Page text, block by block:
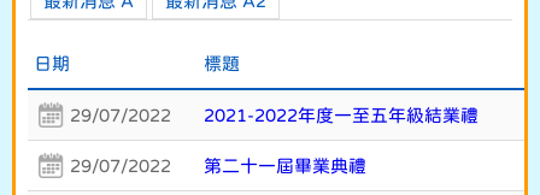
日期 標題
29/07/2022 2021-2022年度一至五年級結業禮
29/07/2022 第二十一屆畢業典禮